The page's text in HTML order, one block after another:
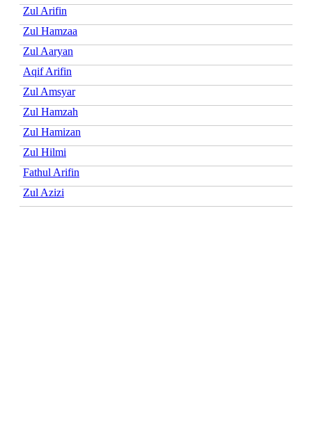
Zul Arifin
Zul Hamzaa
Zul Aaryan
Aqif Arifin
Zul Amsyar
Zul Hamzah
Zul Hamizan
Zul Hilmi
Fathul Arifin
Zul Azizi